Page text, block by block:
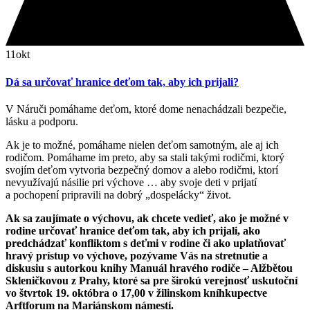
11okt
Dá sa určovať hranice deťom tak, aby ich prijali?
V Náruči pomáhame deťom, ktoré dome nenachádzali bezpečie,
lásku a podporu.
Ak je to možné, pomáhame nielen deťom samotným, ale aj ich
rodičom. Pomáhame im preto, aby sa stali takými rodičmi, ktorý
svojím deťom vytvoria bezpečný domov a alebo rodičmi, ktorí
nevyužívajú násilie pri výchove … aby svoje deti v prijatí
a pochopení pripravili na dobrý „dospelácky“ život.
Ak sa zaujímate o výchovu, ak chcete vedieť, ako je možné v
rodine určovať hranice deťom tak, aby ich prijali, ako
predchádzať konfliktom s deťmi v rodine či ako uplatňovať
hravý prístup vo výchove, pozývame Vás na stretnutie a
diskusiu s autorkou knihy Manuál hravého rodiče – Alžbětou
Skleničkovou z Prahy, ktoré sa pre širokú verejnosť uskutoční
vo štvrtok 19. októbra o 17,00 v žilinskom kníhkupectve
Arftforum na Mariánskom námestí.